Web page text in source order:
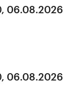
06.08.2026
06.08.2026